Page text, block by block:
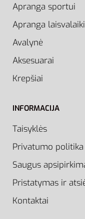
Apranga sportui
Apranga
Avalynė
Aksesuarai
Krepšiai
INFORMACIJA
Taisyklės
Privatumo politika
Saugus
Pristatymas ir
Kontaktai